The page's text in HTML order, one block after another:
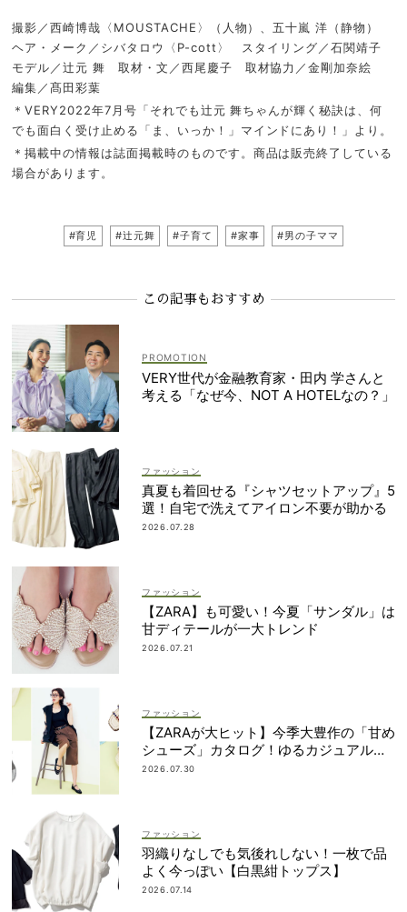
撮影／西崎博哉〈MOUSTACHE〉（人物）、五十嵐 洋（静物）
ヘア・メーク／シバタロウ〈P-cott〉 スタイリング／石関靖子
モデル／辻元 舞 取材・文／西尾慶子 取材協力／金剛加奈絵
編集／髙田彩葉
＊VERY2022年7月号「それでも辻元 舞ちゃんが輝く秘訣は、何
でも面白く受け止める「ま、いっか！」マインドにあり！」より。
＊掲載中の情報は誌面掲載時のものです。商品は販売終了している
場合があります。
#育児 #辻元舞 #子育て #家事 #男の子ママ
この記事もおすすめ
VERY世代が金融教育家・田内 学さんと
考える「なぜ今、NOT A HOTELなの？」
ファッション
真夏も着回せる『シャツセットアップ』5
選！自宅で洗えてアイロン不要が助かる
2026.07.28
ファッション
【ZARA】も可愛い！今夏「サンダル」は
甘ディテールが一大トレンド
2026.07.21
ファッション
【ZARAが大ヒット】今季大豊作の「甘め
シューズ」カタログ！ゆるカジュアルの
鮮度アップに◎
2026.07.30
ファッション
羽織りなしでも気後れしない！一枚で品
よく今っぽい【白黒紺トップス】
2026.07.14